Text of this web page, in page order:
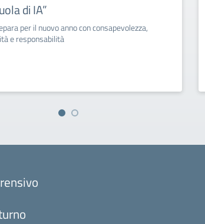
di IA”
per il nuovo anno con consapevolezza,
e responsabilità